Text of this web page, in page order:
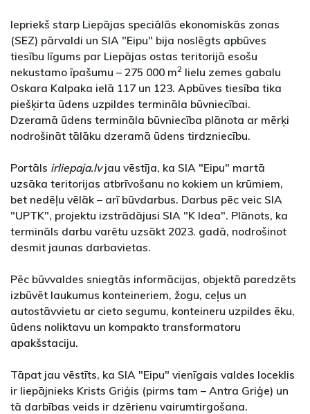
Iepriekš starp Liepājas speciālās ekonomiskās zonas
(SEZ) pārvaldi un SIA "Eipu" bija noslēgts apbūves
tiesību līgums par Liepājas ostas teritorijā esošu
nekustamo īpašumu – 275 000 m2 lielu zemes gabalu
Oskara Kalpaka ielā 117 un 123. Apbūves tiesība tika
piešķirta ūdens uzpildes termināla būvniecībai.
Dzeramā ūdens termināla būvniecība plānota ar mērķi
nodrošināt tālāku dzeramā ūdens tirdzniecību.
Portāls irliepaja.lvjau vēstīja, ka SIA "Eipu" martā
uzsāka teritorijas atbrīvošanu no kokiem un krūmiem,
bet nedēļu vēlāk – arī būvdarbus. Darbus pēc veic SIA
"UPTK", projektu izstrādājusi SIA "K Idea". Plānots, ka
termināls darbu varētu uzsākt 2023. gadā, nodrošinot
desmit jaunas darbavietas.
Pēc būvvaldes sniegtās informācijas, objektā paredzēts
izbūvēt laukumus konteineriem, žogu, ceļus un
autostāvvietu ar cieto segumu, konteineru uzpildes ēku,
ūdens noliktavu un kompakto transformatoru
apakšstaciju.
Tāpat jau vēstīts, ka SIA "Eipu" vienīgais valdes loceklis
ir liepājnieks Krists Griģis (pirms tam – Antra Griģe) un
tā darbības veids ir dzērienu vairumtirgošana.